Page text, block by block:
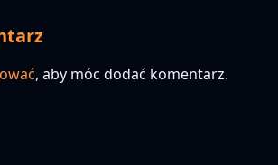
, aby móc dodać komentarz.